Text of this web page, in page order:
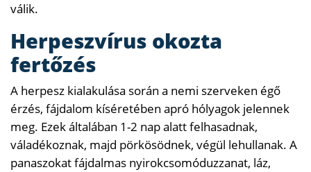
válik.
Herpeszvírus okozta
fertőzés
A herpesz kialakulása során a nemi szerveken égő
érzés, fájdalom kíséretében apró hólyagok jelennek
meg. Ezek általában 1-2 nap alatt felhasadnak,
váladékoznak, majd pörkösödnek, végül lehullanak. A
panaszokat fájdalmas nyirokcsomóduzzanat, láz,